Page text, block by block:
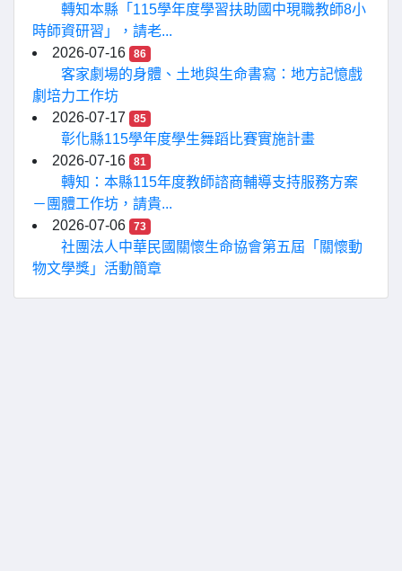
轉知本縣「115學年度學習扶助國中現職教師8小
時師資研習」，請老...
2026-07-16
86
客家劇場的身體、土地與生命書寫：地方記憶戲
劇培力工作坊
2026-07-17
85
彰化縣115學年度學生舞蹈比賽實施計畫
2026-07-16
81
轉知：本縣115年度教師諮商輔導支持服務方案
－團體工作坊，請貴...
2026-07-06
73
社團法人中華民國關懷生命協會第五屆「關懷動
物文學獎」活動簡章